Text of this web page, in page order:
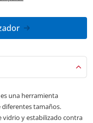
es una herramienta
tamaños.
vidrio y estabilizado contra